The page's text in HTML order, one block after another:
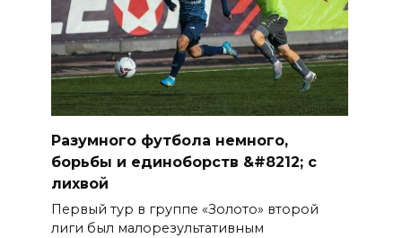
Разумного футбола немного,
борьбы и единоборств &#8212; с
лихвой
Первый тур в группе «Золото» второй
лиги был малорезультативным